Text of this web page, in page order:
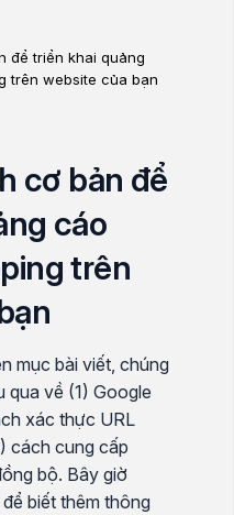
để triển khai quảng
trên website của bạn
cơ bản để
cáo
trên
mục bài viết, chúng
qua về (1) Google
xác thực URL
cách cung cấp
bộ. Bây giờ
biết thêm thông